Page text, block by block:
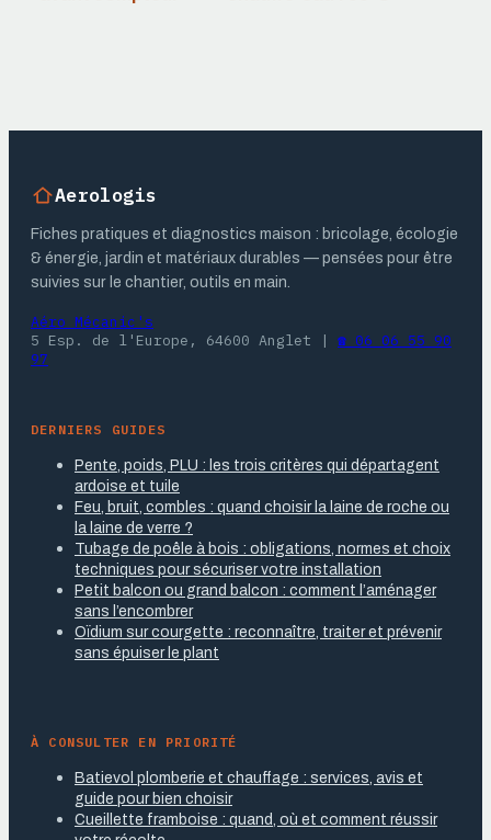
Aerologis
Fiches pratiques et diagnostics maison : bricolage, écologie
& énergie, jardin et matériaux durables — pensées pour être
suivies sur le chantier, outils en main.
Aéro Mécanic's
5 Esp. de l'Europe, 64600 Anglet | ☎ 06 06 55 90
97
DERNIERS GUIDES
Pente, poids, PLU : les trois critères qui départagent
ardoise et tuile
Feu, bruit, combles : quand choisir la laine de roche ou
la laine de verre ?
Tubage de poêle à bois : obligations, normes et choix
techniques pour sécuriser votre installation
Petit balcon ou grand balcon : comment l’aménager
sans l’encombrer
Oïdium sur courgette : reconnaître, traiter et prévenir
sans épuiser le plant
À CONSULTER EN PRIORITÉ
Batievol plomberie et chauffage : services, avis et
guide pour bien choisir
Cueillette framboise : quand, où et comment réussir